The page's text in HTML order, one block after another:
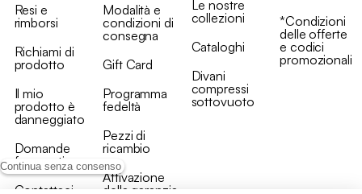
Continua senza consenso
Resi e
rimborsi
Richiami di
prodotto
Il mio
prodotto è
danneggiato
Domande
frequenti
Contattaci
Modalità e
condizioni di
consegna
Gift Card
Programma
fedeltà
Pezzi di
ricambio
Attivazione
della garanzia
Le nostre
collezioni
Cataloghi
Divani
compressi
sottovuoto
*Condizioni
delle offerte
e codici
promozionali